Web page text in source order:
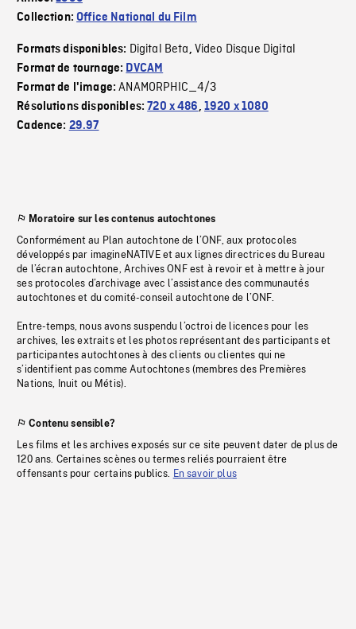
Collection:Office National du Film
Formats disponibles: Digital Beta, Video Disque Digital
Format de tournage: DVCAM
Format de l'image:ANAMORPHIC_4/3
Résolutions disponibles:720 x 486, 1920 x 1080
Cadence: 29.97
Moratoire sur les contenus autochtones
Conformément au Plan autochtone de l’ONF, aux protocoles
développés par imagineNATIVE et aux lignes directrices du Bureau
de l’écran autochtone, Archives ONF est à revoir et à mettre à jour
ses protocoles d’archivage avec l’assistance des communautés
autochtones et du comité-conseil autochtone de l’ONF.
Entre-temps, nous avons suspendu l’octroi de licences pour les
archives, les extraits et les photos représentant des participants et
participantes autochtones à des clients ou clientes qui ne
s’identifient pas comme Autochtones (membres des Premières
Nations, Inuit ou Métis).
Contenu sensible?
Les films et les archives exposés sur ce site peuvent dater de plus de
120 ans. Certaines scènes ou termes reliés pourraient être
offensants pour certains publics. En savoir plus